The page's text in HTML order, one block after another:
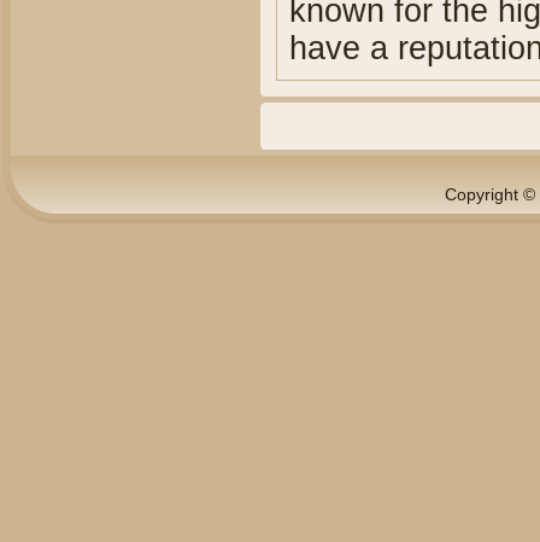
known for the
have a
Copyright ©